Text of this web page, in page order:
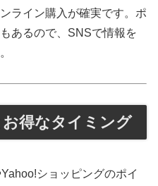
ライン購入が確実です。ポ
あるので、SNSで情報を
得なタイミング
ショッピングのポイ